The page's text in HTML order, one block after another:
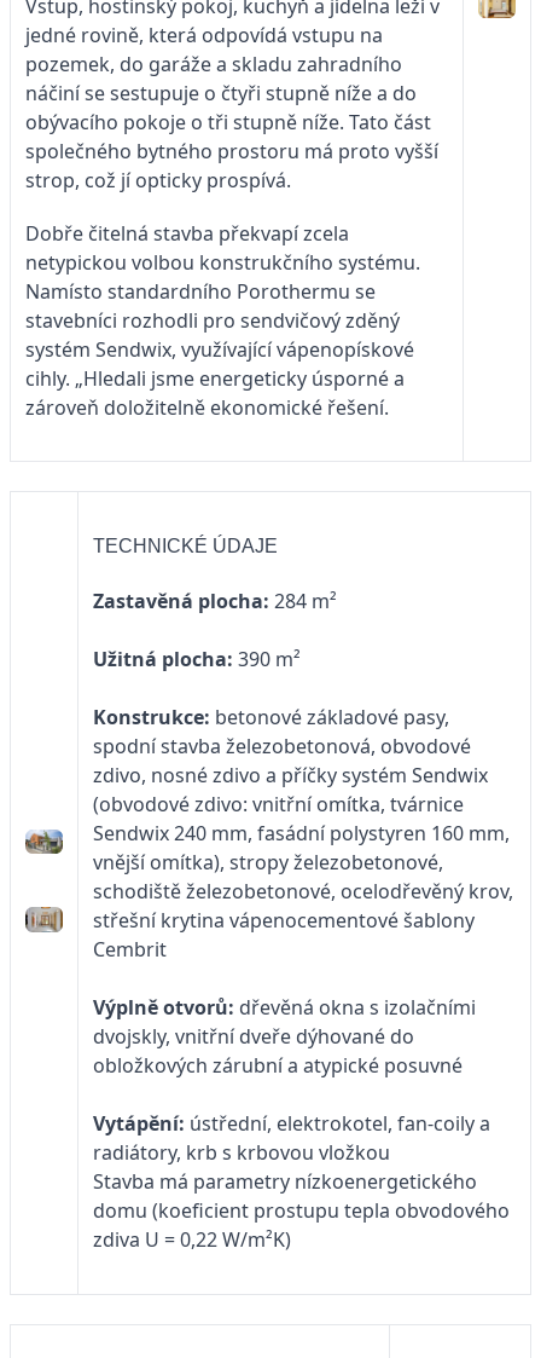
Vstup, hostinský pokoj, kuchyň a jídelna leží v
jedné rovině, která odpovídá vstupu na
pozemek, do garáže a skladu zahradního
náčiní se sestupuje o čtyři stupně níže a do
obývacího pokoje o tři stupně níže. Tato část
společného bytného prostoru má proto vyšší
strop, což jí opticky prospívá.
Dobře čitelná stavba překvapí zcela
netypickou volbou konstrukčního systému.
Namísto standardního Porothermu se
stavebníci rozhodli pro sendvičový zděný
systém Sendwix, využívající vápenopískové
cihly. „Hledali jsme energeticky úsporné a
zároveň doložitelně ekonomické řešení.
TECHNICKÉ ÚDAJE
Zastavěná plocha: 284 m²
Užitná plocha: 390 m²
Konstrukce: betonové základové pasy,
spodní stavba železobetonová, obvodové
zdivo, nosné zdivo a příčky systém Sendwix
(obvodové zdivo: vnitřní omítka, tvárnice
Sendwix 240 mm, fasádní polystyren 160 mm,
vnější omítka), stropy železobetonové,
schodiště železobetonové, ocelodřevěný krov,
střešní krytina vápenocementové šablony
Cembrit
Výplně otvorů: dřevěná okna s izolačními
dvojskly, vnitřní dveře dýhované do
obložkových zárubní a atypické posuvné
Vytápění: ústřední, elektrokotel, fan-coily a
radiátory, krb s krbovou vložkou
Stavba má parametry nízkoenergetického
domu (koeficient prostupu tepla obvodového
zdiva U = 0,22 W/m²K)